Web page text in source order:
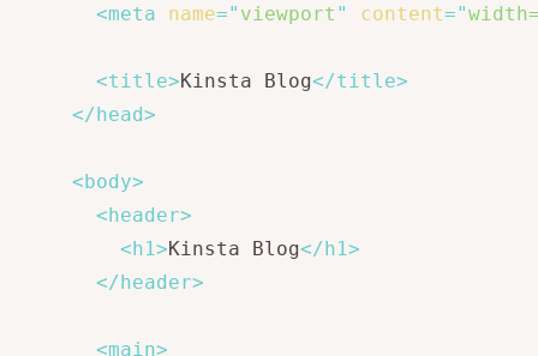
<meta name=" viewport " content="
<title>Kinsta Blog</title>
</head>
<body>
<header>
<h1 >Kinsta Blog</h1 >
</header>
<main>